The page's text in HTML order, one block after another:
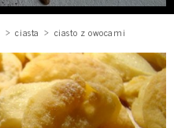
ciasta
ciasto z owocami